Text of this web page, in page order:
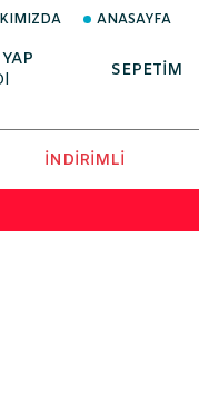
ANASAYFA
SEPETİM
İNDİRİMLİ